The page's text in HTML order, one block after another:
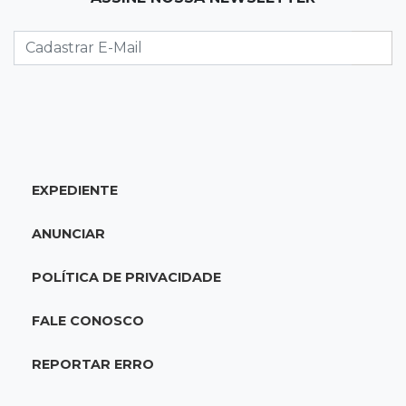
de menores após morte de adolescente
13:12Fraude eletrônica
transferências misteriosas
13:00Artigos
O crescimento descontrolado das big techs
12:55Ventania
EXPEDIENTE
ANUNCIAR
POLÍTICA DE PRIVACIDADE
FALE CONOSCO
REPORTAR ERRO